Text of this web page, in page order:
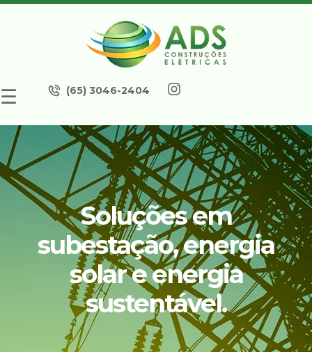
☰ (65) 3046-2404
Soluções em
subestação, energia
solar e energia
sustentável.